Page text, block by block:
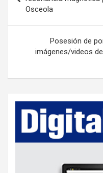
t
v
Osceola
Posesión de
imágenes/videos